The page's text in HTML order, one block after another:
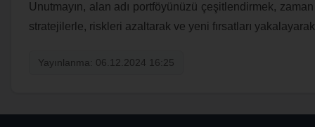
Unutmayın, alan adı portföyünüzü çeşitlendirmek,
stratejilerle, riskleri azaltarak ve yeni fırsatları
Yayınlanma: 06.12.2024 16:25